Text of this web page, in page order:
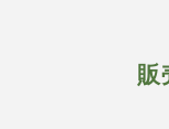
販